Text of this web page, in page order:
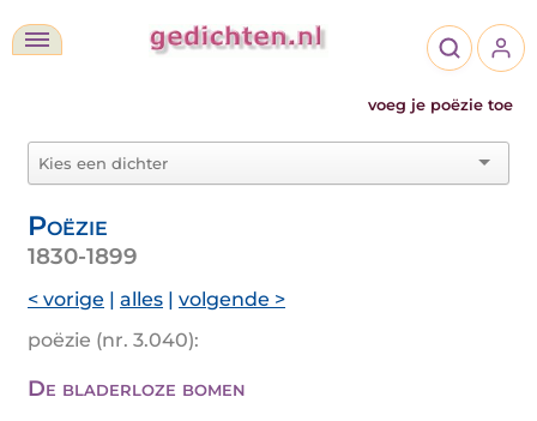
voeg je poëzie toe
Poëzie
1830-1899
< vorige | alles | volgende >
poëzie (nr. 3.040):
De bladerloze bomen